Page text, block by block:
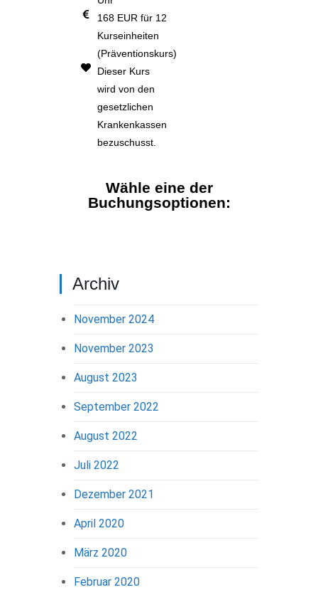
168 EUR für 12
Kurseinheiten
(Präventionskurs)
Dieser Kurs
wird von den
gesetzlichen
Krankenkassen
bezuschusst.
Wähle eine der
Buchungsoptionen:
Archiv
November 2024
November 2023
August 2023
September 2022
August 2022
Juli 2022
Dezember 2021
April 2020
März 2020
Februar 2020